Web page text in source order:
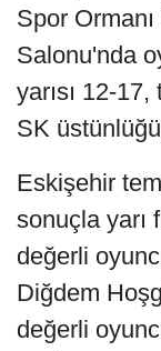
Spor
Salonu'nda
yarısı 12-
SK
Eskişehir
sonuçla yarı
değerli
Diğdem
değerli